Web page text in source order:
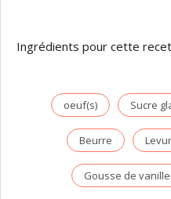
Ingrédients pour cette
oeuf(s) Sucre
Beurre
Gousse de vanille